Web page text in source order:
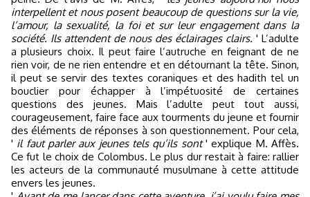
interpellent et nous posent beaucoup de questions sur la vie,
l’amour, la sexualité, la foi et sur leur engagement dans la
société. Ils attendent de nous des éclairages clairs. ' L’adulte
a plusieurs choix. Il peut faire l’autruche en feignant de ne
rien voir, de ne rien entendre et en détournant la tête. Sinon,
il peut se servir des textes coraniques et des hadith tel un
bouclier pour échapper à l’impétuosité de certaines
questions des jeunes. Mais l’adulte peut tout aussi,
courageusement, faire face aux tourments du jeune et fournir
des éléments de réponses à son questionnement. Pour cela,
' il faut parler aux jeunes tels qu’ils sont' explique M. Affès.
Ce fut le choix de Colombus. Le plus dur restait à faire: rallier
les acteurs de la communauté musulmane à cette attitude
envers les jeunes.